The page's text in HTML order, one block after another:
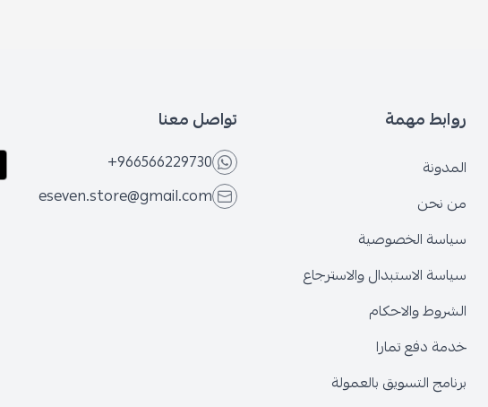
روابط مهمة
المدونة
من نحن
سياسة الخصوصية
سياسة الاستبدال والاسترجاع
الشروط والاحكام
خدمة دفع تمارا
برنامج التسويق بالعمولة
تواصل معنا
+966566229730
eseven.store@gmail.com